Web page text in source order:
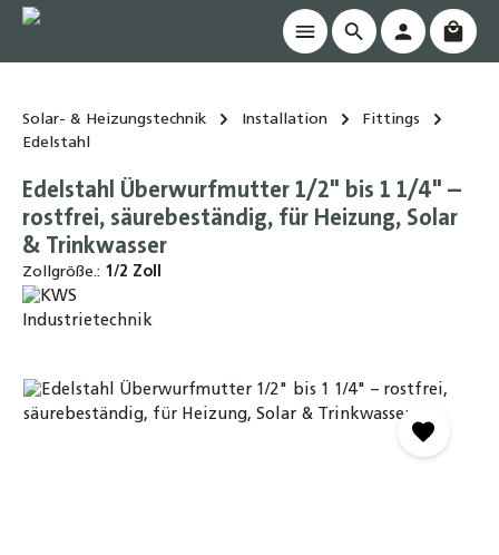
springen
Solar- & Heizungstechnik Installation
Fittings
Edelstahl
Edelstahl Überwurfmutter 1/2" bis 1 1/4" –
rostfrei, säurebeständig, für Heizung, Solar
& Trinkwasser
Zollgröße.: 1/2 Zoll
Bildergalerie überspringen